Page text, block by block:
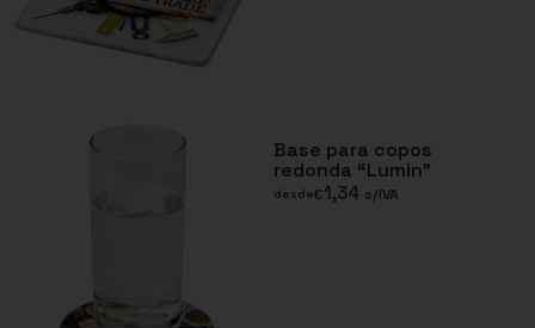
Base para copos
redonda “Lumin”
desde€1,34 s/IVA